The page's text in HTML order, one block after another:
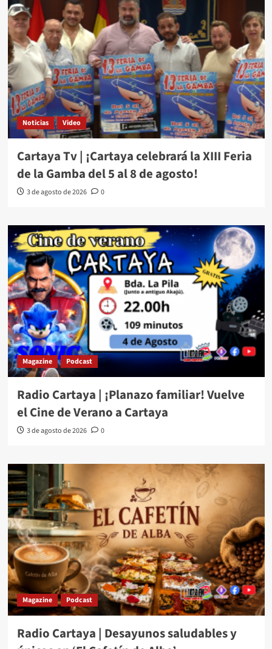
Noticias Video
Cartaya Tv | ¡Cartaya celebrará la XIII Feria
de la Gamba del 5 al 8 de agosto!
3 de agosto de 2026 0
Magazine Podcast
Radio Cartaya | ¡Planazo familiar! Vuelve
el Cine de Verano a Cartaya
3 de agosto de 2026 0
Magazine Podcast
Radio Cartaya | Desayunos saludables y